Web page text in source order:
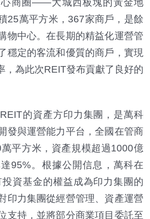
心商圈——大城西板塊的黃金地
25萬平方米，367家商戶，是餘
物中心。在長期的精益化運營管
穩定的客流和優質的商戶，實現
，為此次REIT發布貢獻了良好的
的資產方印力集團，是萬科
發與運營能力平台，全國在管商
平方米，資產規模超過1000億
95%。根據公開信息，萬科在
資基金的權益成為印力集團的
印力集團從經營管理、資產運營
支持，並將部分商業項目委託至